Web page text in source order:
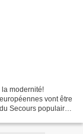
modernité!
vont être
Secours populaire.